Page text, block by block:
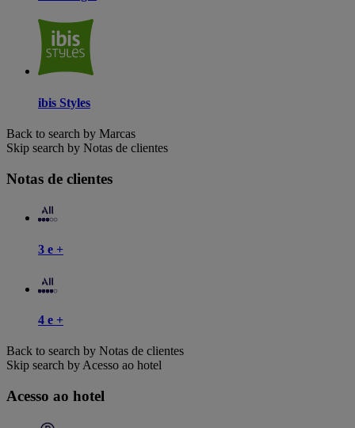
ibis Styles
Back to search by Marcas
Skip search by Notas de clientes
Notas de clientes
3 e +
4 e +
Back to search by Notas de clientes
Skip search by Acesso ao hotel
Acesso ao hotel